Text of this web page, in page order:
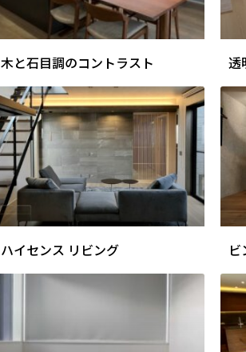
木と石目調のコントラスト 透
ハイセンス リビング